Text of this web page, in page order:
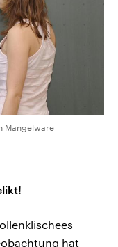
Mangelware
hat